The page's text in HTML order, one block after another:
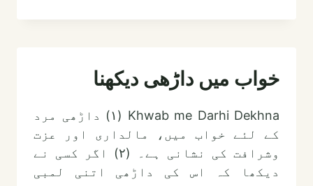
دیکھنا
خواب میں داڑھی دیکھنا
Khwab me Darhi Dekhna (١) داڑھی مرد
کے لئے خواب میں، مالداری اور عزت
وشرافت کی نشانی ہے۔ (۲) اگر کسی نے
دیکھا کہ اس کی داڑھی اتنی لمبی